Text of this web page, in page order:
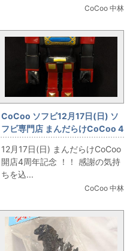
CoCoo 中林
CoCoo ソフビ12月17日(日) ソ
フビ専門店 まんだらけCoCoo 4
周年記念 「詳細不明 ダイモス ジ
ャンボサイズ 300mm」
12月17日(日) まんだらけCoCoo
開店4周年記念 ！！ 感謝の気持
ちを込...
CoCoo 中林